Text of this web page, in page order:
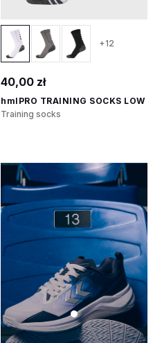
+12
40,00 zł
hmlPRO TRAINING SOCKS LOW
Training socks